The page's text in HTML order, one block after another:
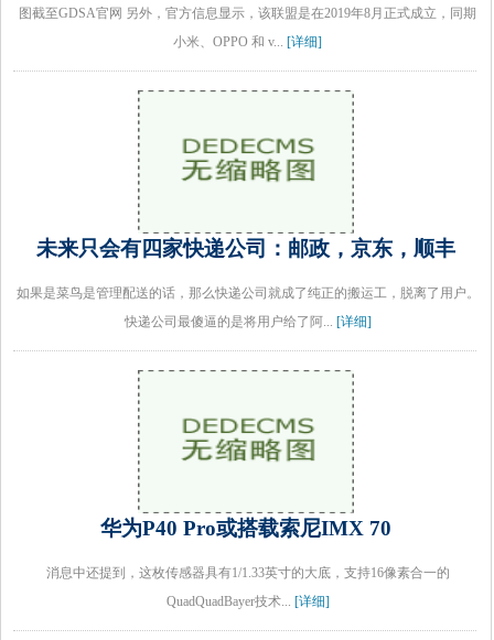
图截至GDSA官网 另外，官方信息显示，该联盟是在2019年8月正式成立，同期
小米、OPPO 和 v... [详细]
未来只会有四家快递公司：邮政，京东，顺丰
如果是菜鸟是管理配送的话，那么快递公司就成了纯正的搬运工，脱离了用户。
快递公司最傻逼的是将用户给了阿... [详细]
华为P40 Pro或搭载索尼IMX 70
消息中还提到，这枚传感器具有1/1.33英寸的大底，支持16像素合一的
QuadQuadBayer技术... [详细]